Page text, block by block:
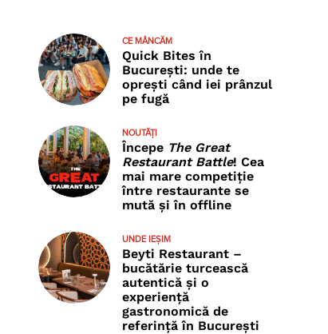
CE MÂNCĂM
Quick Bites în
București: unde te
oprești când iei prânzul
pe fugă
NOUTĂȚI
Începe The Great
Restaurant Battle! Cea
mai mare competiție
între restaurante se
mută și în offline
UNDE IEȘIM
Beyti Restaurant –
bucătărie turcească
autentică și o
experiență
gastronomică de
referință în București